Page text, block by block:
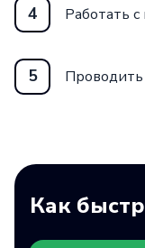
4 Работать
5
Как